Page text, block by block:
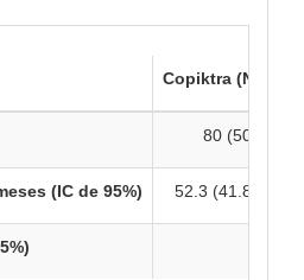
Copiktra (N=160)
80 (50)
(IC de 95%) 52.3 (41.8, 68)